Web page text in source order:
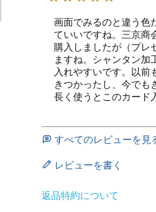
画面でみるのと違う色
ていいですね。三京商
購入しましたが（プレ
ますね。シャンタン加
入れやすいです。以前
きつかったし、今でも
長く使うとこのカード
すべてのレビューを見
レビューを書く
返品特約について